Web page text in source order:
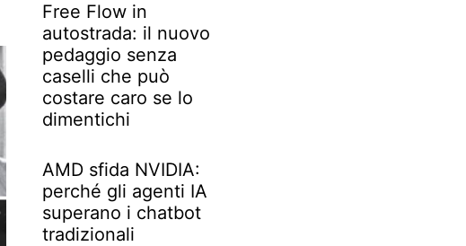
Free Flow in
autostrada: il nuovo
pedaggio senza
caselli che può
costare caro se lo
dimentichi
AMD sfida NVIDIA:
perché gli agenti IA
superano i chatbot
tradizionali